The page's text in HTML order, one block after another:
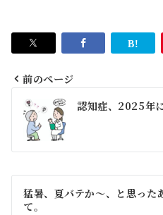
投
稿
ナ
ビ
ゲ
前のページ
認知症、2025年
猛暑、夏バテか〜、と思った
て。